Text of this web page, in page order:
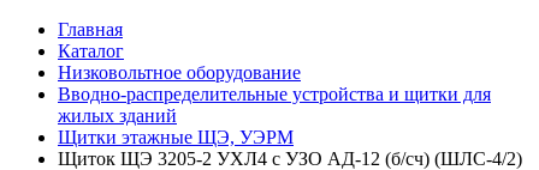
Главная
Каталог
Низковольтное оборудование
Вводно-распределительные устройства и щитки для
жилых зданий
Щитки этажные ЩЭ, УЭРМ
Щиток ЩЭ 3205-2 УХЛ4 с УЗО АД-12 (б/сч) (ШЛС-4/2)